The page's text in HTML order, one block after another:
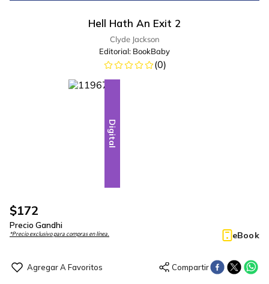
Hell Hath An Exit 2
Clyde Jackson
Editorial: BookBaby
(0)
Digital
$172
Precio Gandhi
*Precio exclusivo para compras en línea. eBook